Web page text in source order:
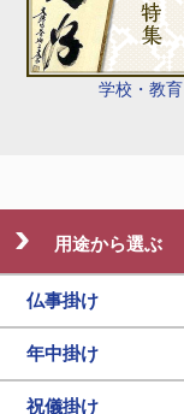
学校・教育
用途から選ぶ
仏事掛け
年中掛け
祝儀掛け